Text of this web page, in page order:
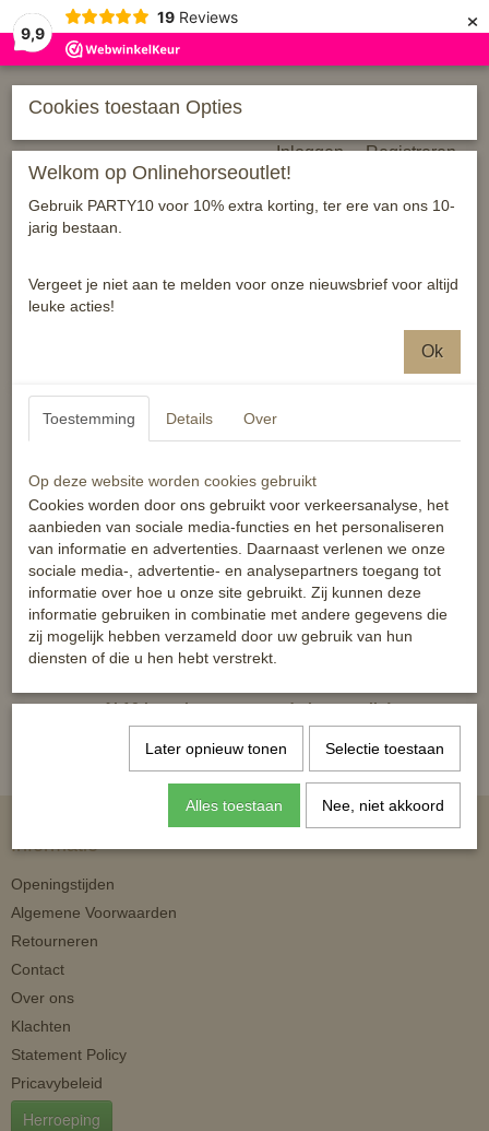
9,9
19 Reviews ×
Inloggen Registreren
Home › Diensten/ Verhuur
Houtproducten Trailerladen
Al 10 jaar shoppen voor de beste prijs!
Informatie
Openingstijden
Algemene Voorwaarden
Retourneren
Contact
Over ons
Klachten
Statement Policy
Pricavybeleid
Herroeping
Cookies toestaan Opties
Welkom op Onlinehorseoutlet!
Gebruik PARTY10 voor 10% extra korting, ter ere van ons 10-
jarig bestaan.
Vergeet je niet aan te melden voor onze nieuwsbrief voor altijd
leuke acties!
Ok
Toestemming Details Over
Op deze website worden cookies gebruikt
Cookies worden door ons gebruikt voor verkeersanalyse, het
aanbieden van sociale media-functies en het personaliseren
van informatie en advertenties. Daarnaast verlenen we onze
sociale media-, advertentie- en analysepartners toegang tot
informatie over hoe u onze site gebruikt. Zij kunnen deze
informatie gebruiken in combinatie met andere gegevens die
zij mogelijk hebben verzameld door uw gebruik van hun
diensten of die u hen hebt verstrekt.
Later opnieuw tonen Selectie toestaan
Alles toestaan Nee, niet akkoord